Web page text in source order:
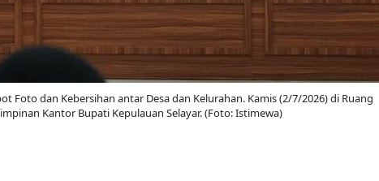
Foto dan Kebersihan antar Desa dan Kelurahan. Kamis (2/7/2026) di Ruang
Kantor Bupati Kepulauan Selayar. (Foto: Istimewa)